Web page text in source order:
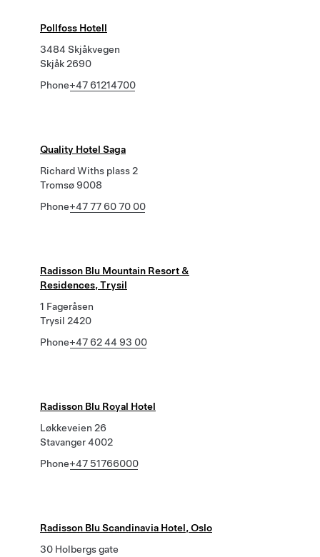
Pollfoss Hotell
3484 Skjåkvegen
Skjåk 2690
Phone+47 61214700
Quality Hotel Saga
Richard Withs plass 2
Tromsø 9008
Phone+47 77 60 70 00
Radisson Blu Mountain Resort &
Residences, Trysil
1 Fageråsen
Trysil 2420
Phone+47 62 44 93 00
Radisson Blu Royal Hotel
Løkkeveien 26
Stavanger 4002
Phone+47 51766000
Radisson Blu Scandinavia Hotel, Oslo
30 Holbergs gate